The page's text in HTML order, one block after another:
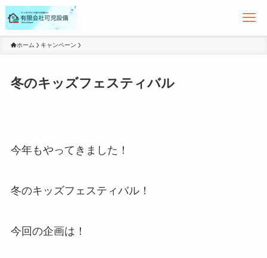
ホーム キャンペーン
冬のキッズフェスティバル
今年もやってきました！
冬のキッズフェスティバル！
今回の企画は！